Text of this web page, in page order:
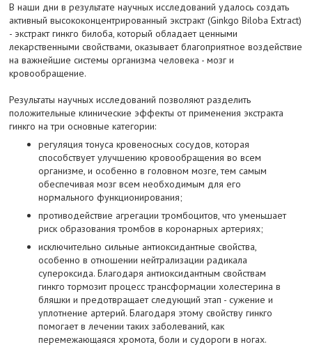
В наши дни в результате научных исследований удалось создать
активный высококонцентрированный экстракт (Ginkgo Biloba Extract)
- экстракт гинкго билоба, который обладает ценными
лекарственными свойствами, оказывает благоприятное воздействие
на важнейшие системы организма человека - мозг и
кровообращение.
Результаты научных исследований позволяют разделить
положительные клинические эффекты от применения экстракта
гинкго на три основные категории:
регуляция тонуса кровеносных сосудов, которая
способствует улучшению кровообращения во всем
организме, и особенно в головном мозге, тем самым
обеспечивая мозг всем необходимым для его
нормального функционирования;
противодействие агрегации тромбоцитов, что уменьшает
риск образования тромбов в коронарных артериях;
исключительно сильные антиоксидантные свойства,
особенно в отношении нейтрализации радикала
супероксида. Благодаря антиоксидантным свойствам
гинкго тормозит процесс трансформации холестерина в
бляшки и предотвращает следующий этап - сужение и
уплотнение артерий. Благодаря этому свойству гинкго
помогает в лечении таких заболеваний, как
перемежающаяся хромота, боли и судороги в ногах.